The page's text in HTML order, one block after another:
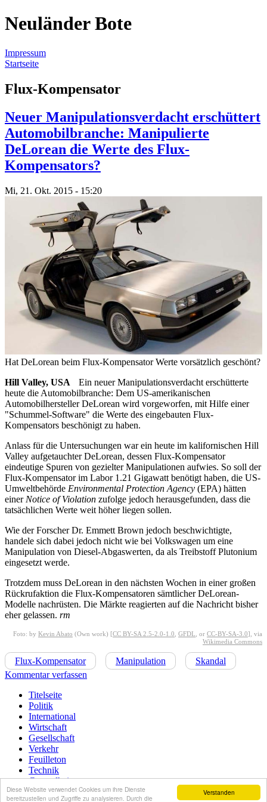
Verstanden
Diese Website verwendet Cookies um ihre Dienste
bereitzustellen und Zugriffe zu analysieren. Durch die
Neuländer Bote
Impressum
Startseite
Flux-Kompensator
Neuer Manipulationsverdacht erschüttert
Automobilbranche: Manipulierte
DeLorean die Werte des Flux-
Kompensators?
Mi, 21. Okt. 2015 - 15:20
Hat DeLorean beim Flux-Kompensator Werte vorsätzlich geschönt?
Hill Valley, USA
Ein neuer Manipulationsverdacht erschütterte
heute die Automobilbranche: Dem US-amerikanischen
Automobilhersteller DeLorean wird vorgeworfen, mit Hilfe einer
"Schummel-Software" die Werte des eingebauten Flux-
Kompensators beschönigt zu haben.
Anlass für die Untersuchungen war ein heute im kalifornischen Hill
Valley aufgetauchter DeLorean, dessen Flux-Kompensator
eindeutige Spuren von gezielter Manipulationen aufwies. So soll der
Flux-Kompensator im Labor 1.21 Gigawatt benötigt haben, die US-
Umweltbehörde Environmental Protection Agency (EPA) hätten
einer Notice of Violation zufolge jedoch herausgefunden, dass die
tatsächlichen Werte weit höher liegen sollen.
Wie der Forscher Dr. Emmett Brown jedoch beschwichtigte,
handele sich dabei jedoch nicht wie bei Volkswagen um eine
Manipulation von Diesel-Abgaswerten, da als Treibstoff Plutonium
eingesetzt werde.
Trotzdem muss DeLorean in den nächsten Wochen in einer großen
Rückrufaktion die Flux-Kompensatoren sämtlicher DeLorean-
Modelle nachrüsten. Die Märkte reagierten auf die Nachricht bisher
eher gelassen. rm
Foto: by Kevin Abato (Own work) [CC BY-SA 2.5-2.0-1.0 GFDL , or CC-BY-SA-3.0], via
Wikimedia Commons
Flux-Kompensator Manipulation
Skandal
Kommentar verfassen
Titelseite
Politik
International
Wirtschaft
Gesellschaft
Verkehr
Feuilleton
Technik
Gesundheit
Sport